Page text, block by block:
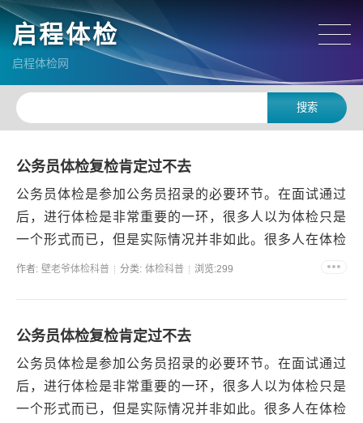
启程体检
启程体检网
公务员体检复检肯定过不去
公务员体检是参加公务员招录的必要环节。在面试通过
后，进行体检是非常重要的一环，很多人以为体检只是
一个形式而已，但是实际情况并非如此。很多人在体检
时被判定为不合格，需要进行复检，甚至有些人复检两
作者: 壁老爷体检科普 分类: 体检科普 浏览:299
公务员体检复检肯定过不去
公务员体检是参加公务员招录的必要环节。在面试通过
后，进行体检是非常重要的一环，很多人以为体检只是
一个形式而已，但是实际情况并非如此。很多人在体检